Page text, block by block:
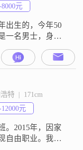
8000元
出生的，今年50
一名男士，身高
在的工作地是在
元到8000元这
于我这个人，身
我的评价是稳重
觉得我是一个责
特  |  171cm
元
。2015年，因家
自由职业。我京